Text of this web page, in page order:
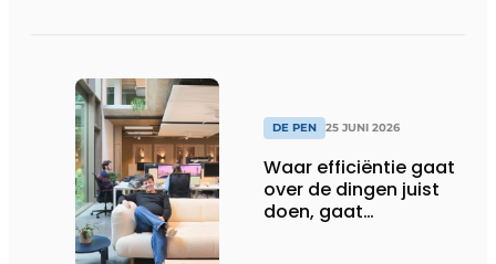
DE PEN 25 JUNI 2026
Waar efficiëntie gaat
over de dingen juist
doen, gaat